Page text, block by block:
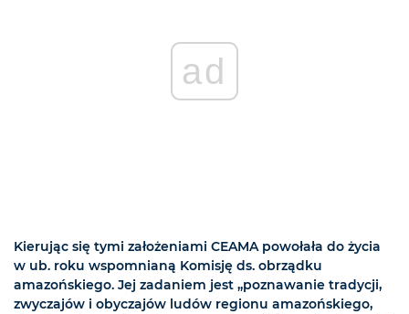
ad
Kierując się tymi założeniami CEAMA powołała do życia
w ub. roku wspomnianą Komisję ds. obrządku
amazońskiego. Jej zadaniem jest „poznawanie tradycji,
zwyczajów i obyczajów ludów regionu amazońskiego,